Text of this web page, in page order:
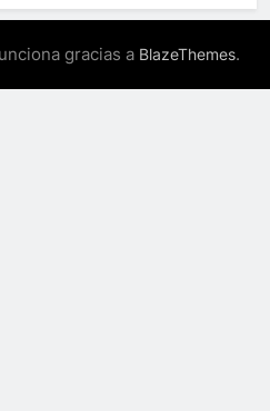
gracias a BlazeThemes.